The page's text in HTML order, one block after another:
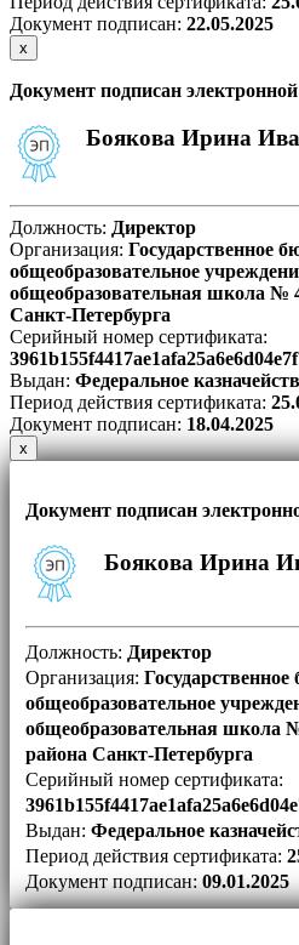
Документ подписан: 22.05.2025
х
Документ подписан
Боякова Ирина
Должность: Директор
Организация: Государственное
общеобразовательное
общеобразовательная школа №
Санкт-Петербурга
Серийный номер сертификата:
Выдан: Федеральное
Период действия сертификата:
Документ подписан: 18.04.2025
х
Документ подписан
Боякова Ирина
Должность: Директор
Организация:
общеобразовательное
общеобразовательная школа
района Санкт-Петербурга
Серийный номер сертификата:
Выдан: Федеральное
Период действия сертификата:
Документ подписан: 09.01.2025